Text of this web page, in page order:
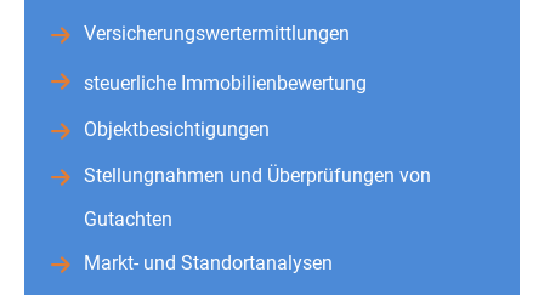
Versicherungswertermittlungen
steuerliche Immobilienbewertung
Objektbesichtigungen
Stellungnahmen und Überprüfungen von
Gutachten
Markt- und Standortanalysen